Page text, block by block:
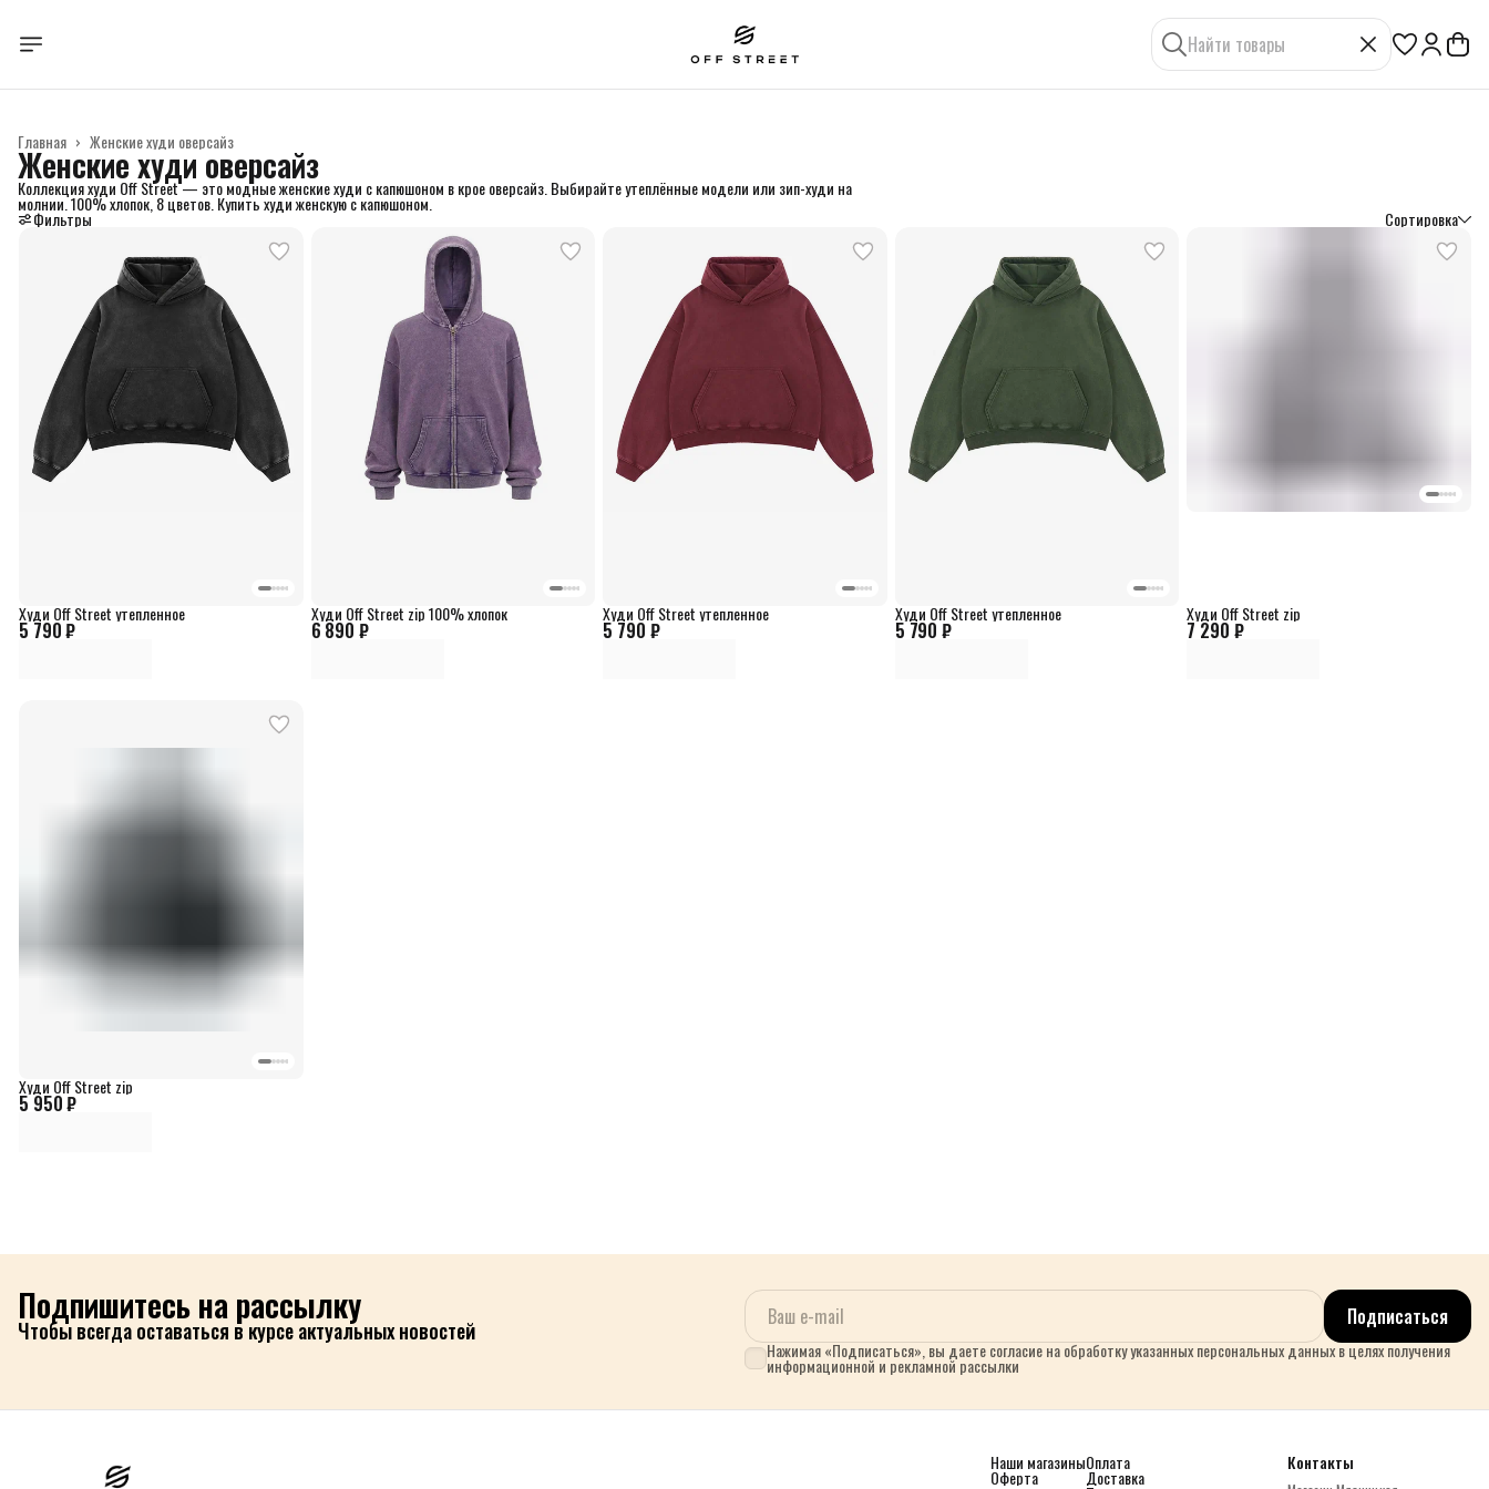
Женские худи оверсайз
Главная ›
Женские худи оверсайз
Коллекция худи Off Street — это модные женские худи с капюшоном в крое оверсайз. Выбирайте утеплённые модели или зип-худи на
молнии. 100% хлопок, 8 цветов. Купить худи женскую с капюшоном.
Фильтры Сортировка
5 790 ₽
Худи Off Street утепленное
6 890 ₽
Худи Off Street zip 100% хлопок
5 790 ₽
Худи Off Street утепленное
5 790 ₽
Худи Off Street утепленное
7 290 ₽
Худи Off Street zip
5 950 ₽
Худи Off Street zip
Подпишитесь на рассылку
Чтобы всегда оставаться в курсе актуальных новостей Подписаться
Нажимая «Подписаться», вы даете согласие на обработку указанных персональных данных в целях получения
информационной и рекламной рассылки
Наши магазины
Оферта
Оплата
Доставка
Контакты